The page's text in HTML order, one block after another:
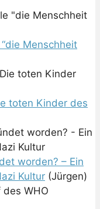
Menschheit
toten Kinder des
worden? – Ein
Kultur (Jürgen)